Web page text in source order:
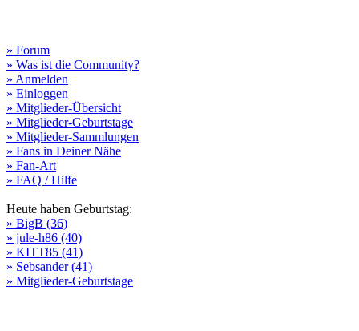
» Forum
» Was ist die Community?
» Anmelden
» Einloggen
» Mitglieder-Übersicht
» Mitglieder-Geburtstage
» Mitglieder-Sammlungen
» Fans in Deiner Nähe
» Fan-Art
» FAQ / Hilfe
Heute haben Geburtstag:
» BigB (36)
» jule-h86 (40)
» KITT85 (41)
» Sebsander (41)
» Mitglieder-Geburtstage